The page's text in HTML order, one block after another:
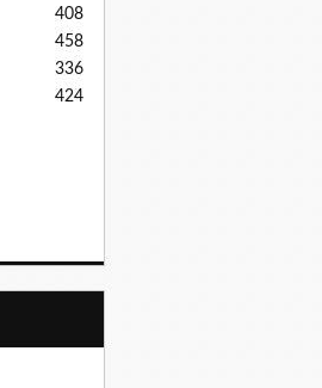
408
458
336
424